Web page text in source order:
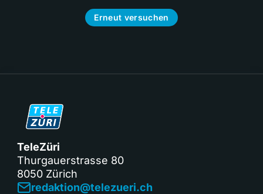
Erneut versuchen
TeleZüri
Thurgauerstrasse 80
8050 Zürich
redaktion@telezueri.ch